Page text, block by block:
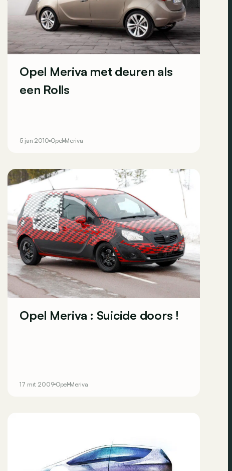
Opel Meriva met deuren als
een Rolls
5 jan 2010 Opel Meriva
Opel Meriva : Suicide doors !
17 mrt 2009 Opel Meriva